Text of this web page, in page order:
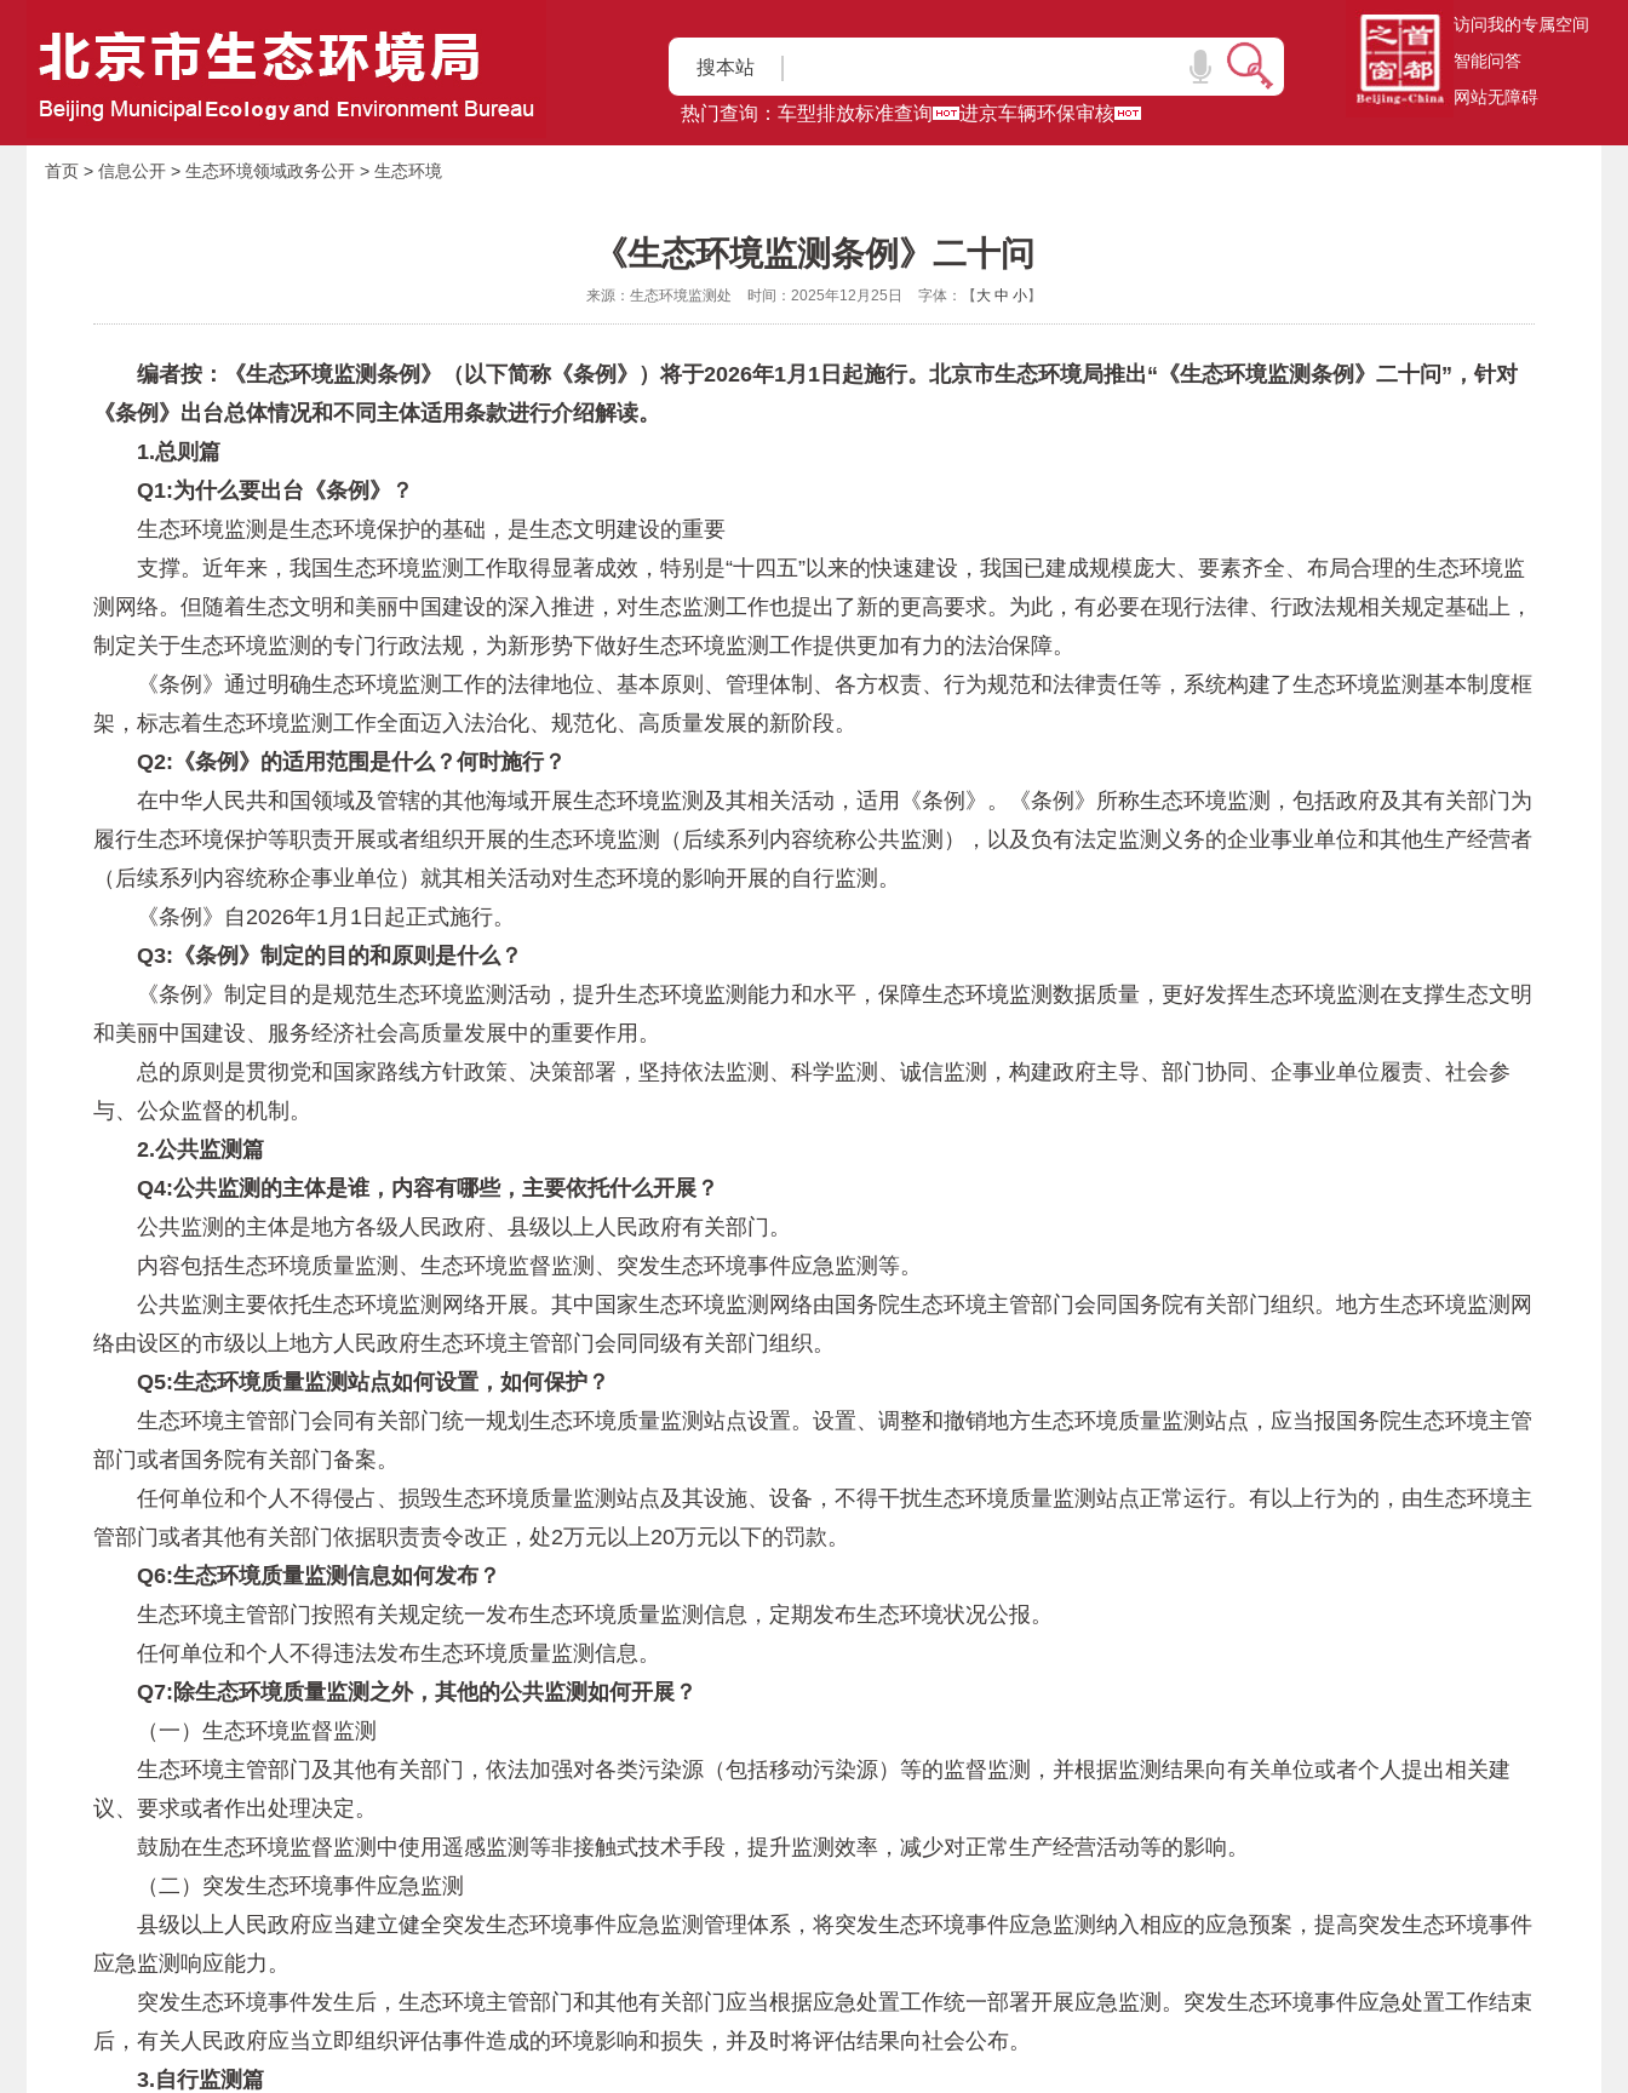
搜本站
热门查询： 车型排放标准查询 进京车辆环保审核
访问我的专属空间
智能问答
网站无障碍
首页 > 信息公开 > 生态环境领域政务公开 > 生态环境
《生态环境监测条例》二十问
来源：生态环境监测处 时间：2025年12月25日 字体：【 大 中 小】
编者按：《生态环境监测条例》（以下简称《条例》）将于2026年1月1日起施行。北京市生态环境局推出“《生态环境监测条例》二十问”，针对
《条例》出台总体情况和不同主体适用条款进行介绍解读。
1.总则篇
Q1:为什么要出台《条例》？
生态环境监测是生态环境保护的基础，是生态文明建设的重要
支撑。近年来，我国生态环境监测工作取得显著成效，特别是“十四五”以来的快速建设，我国已建成规模庞大、要素齐全、布局合理的生态环境监
测网络。但随着生态文明和美丽中国建设的深入推进，对生态监测工作也提出了新的更高要求。为此，有必要在现行法律、行政法规相关规定基础上，
制定关于生态环境监测的专门行政法规，为新形势下做好生态环境监测工作提供更加有力的法治保障。
《条例》通过明确生态环境监测工作的法律地位、基本原则、管理体制、各方权责、行为规范和法律责任等，系统构建了生态环境监测基本制度框
架，标志着生态环境监测工作全面迈入法治化、规范化、高质量发展的新阶段。
Q2:《条例》的适用范围是什么？何时施行？
在中华人民共和国领域及管辖的其他海域开展生态环境监测及其相关活动，适用《条例》。《条例》所称生态环境监测，包括政府及其有关部门为
履行生态环境保护等职责开展或者组织开展的生态环境监测（后续系列内容统称公共监测），以及负有法定监测义务的企业事业单位和其他生产经营者
（后续系列内容统称企事业单位）就其相关活动对生态环境的影响开展的自行监测。
《条例》自2026年1月1日起正式施行。
Q3:《条例》制定的目的和原则是什么？
《条例》制定目的是规范生态环境监测活动，提升生态环境监测能力和水平，保障生态环境监测数据质量，更好发挥生态环境监测在支撑生态文明
和美丽中国建设、服务经济社会高质量发展中的重要作用。
总的原则是贯彻党和国家路线方针政策、决策部署，坚持依法监测、科学监测、诚信监测，构建政府主导、部门协同、企事业单位履责、社会参
与、公众监督的机制。
2.公共监测篇
Q4:公共监测的主体是谁，内容有哪些，主要依托什么开展？
公共监测的主体是地方各级人民政府、县级以上人民政府有关部门。
内容包括生态环境质量监测、生态环境监督监测、突发生态环境事件应急监测等。
公共监测主要依托生态环境监测网络开展。其中国家生态环境监测网络由国务院生态环境主管部门会同国务院有关部门组织。地方生态环境监测网
络由设区的市级以上地方人民政府生态环境主管部门会同同级有关部门组织。
Q5:生态环境质量监测站点如何设置，如何保护？
生态环境主管部门会同有关部门统一规划生态环境质量监测站点设置。设置、调整和撤销地方生态环境质量监测站点，应当报国务院生态环境主管
部门或者国务院有关部门备案。
任何单位和个人不得侵占、损毁生态环境质量监测站点及其设施、设备，不得干扰生态环境质量监测站点正常运行。有以上行为的，由生态环境主
管部门或者其他有关部门依据职责责令改正，处2万元以上20万元以下的罚款。
Q6:生态环境质量监测信息如何发布？
生态环境主管部门按照有关规定统一发布生态环境质量监测信息，定期发布生态环境状况公报。
任何单位和个人不得违法发布生态环境质量监测信息。
Q7:除生态环境质量监测之外，其他的公共监测如何开展？
（一）生态环境监督监测
生态环境主管部门及其他有关部门，依法加强对各类污染源（包括移动污染源）等的监督监测，并根据监测结果向有关单位或者个人提出相关建
议、要求或者作出处理决定。
鼓励在生态环境监督监测中使用遥感监测等非接触式技术手段，提升监测效率，减少对正常生产经营活动等的影响。
（二）突发生态环境事件应急监测
县级以上人民政府应当建立健全突发生态环境事件应急监测管理体系，将突发生态环境事件应急监测纳入相应的应急预案，提高突发生态环境事件
应急监测响应能力。
突发生态环境事件发生后，生态环境主管部门和其他有关部门应当根据应急处置工作统一部署开展应急监测。突发生态环境事件应急处置工作结束
后，有关人民政府应当立即组织评估事件造成的环境影响和损失，并及时将评估结果向社会公布。
3.自行监测篇